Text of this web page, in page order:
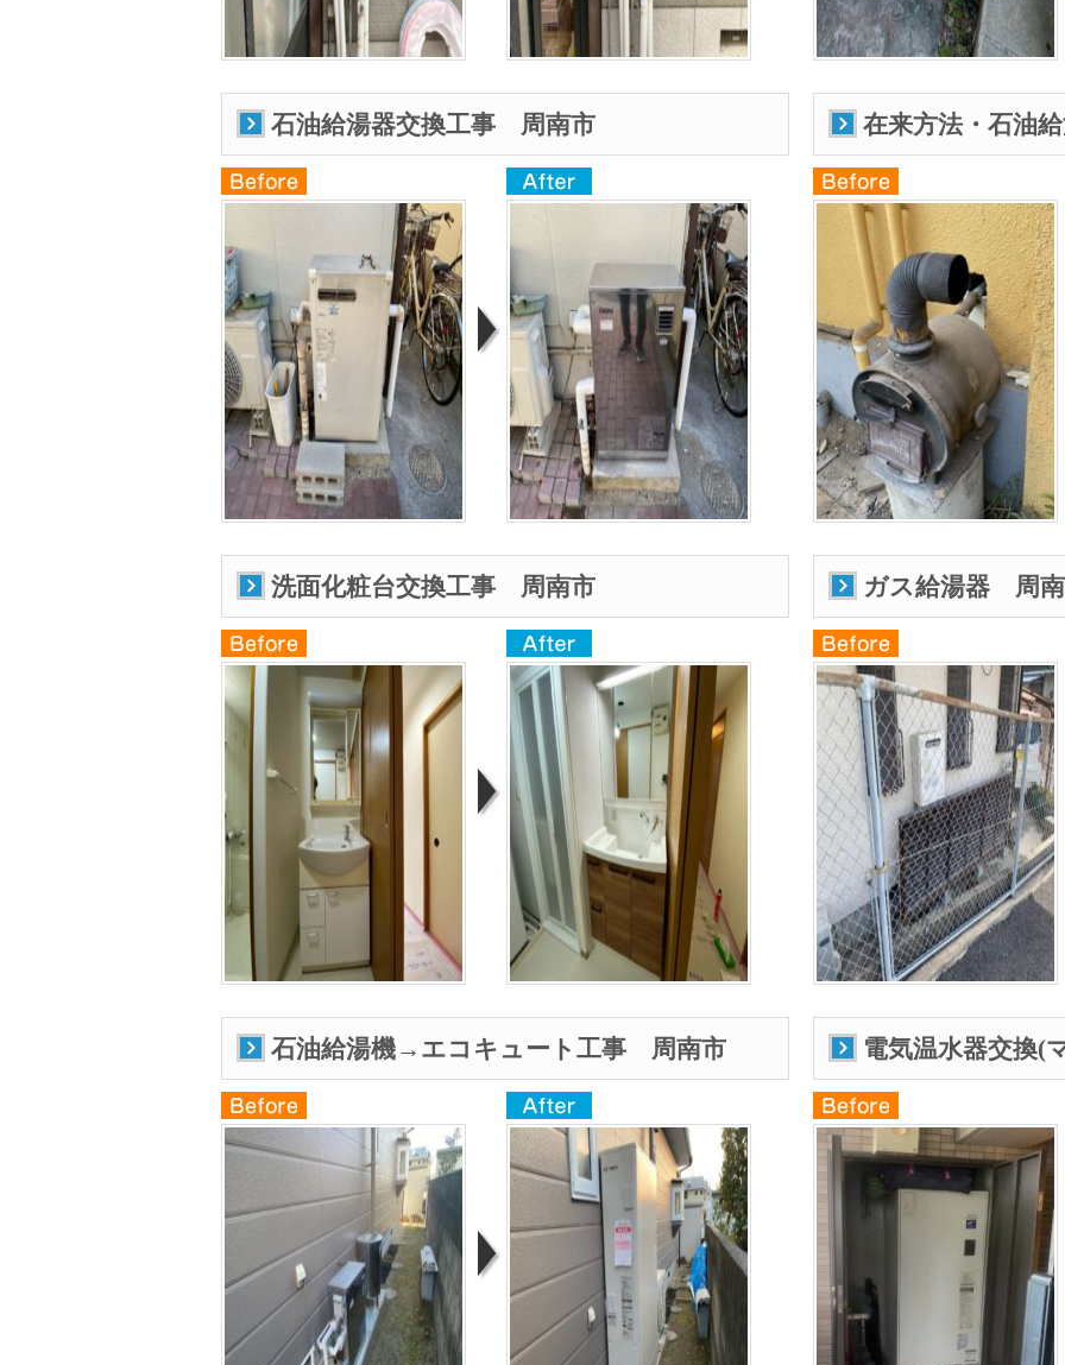
石油給湯器交換工事 周南市 在来方法・石油
洗面化粧台交換工事 周南市 ガス給湯器 周
石油給湯機→エコキュート工事 周南市 電気温水器交換(